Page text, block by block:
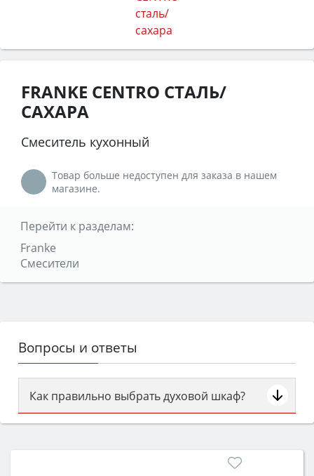
FRANKE CENTRO СТАЛЬ/
САХАРА
Смеситель кухонный
Товар больше недоступен для заказа в нашем
магазине.
Перейти к разделам:
Franke
Смесители
Вопросы и ответы
Как правильно выбрать духовой шкаф?
Сначала определитесь с типом (газовый или
затем смотрите на объём 50–70 л для семьи,